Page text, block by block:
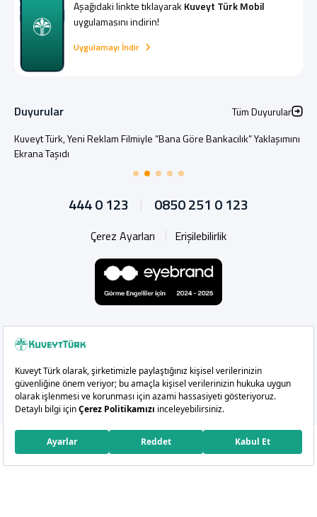
Aşağıdaki linkte tıklayarak Kuveyt Türk Mobil
uygulamasını indirin!
Uygulamayı İndir
Duyurular
Tüm Duyurular
Kuveyt Türk, Yeni Reklam Filmiyle “Bana Göre Bankacılık” Yaklaşımını
Ekrana Taşıdı
444 0 123 0850 251 0 123
Çerez Ayarları Erişilebilirlik
Whatsapp
Copyright 2026 Kuveyt Türk Katılım Bankası A.Ş.